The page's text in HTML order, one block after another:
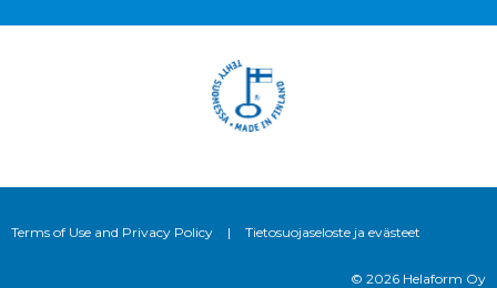
Terms of Use and Privacy Policy | Tietosuojaseloste ja evästeet
© 2026 Helaform Oy